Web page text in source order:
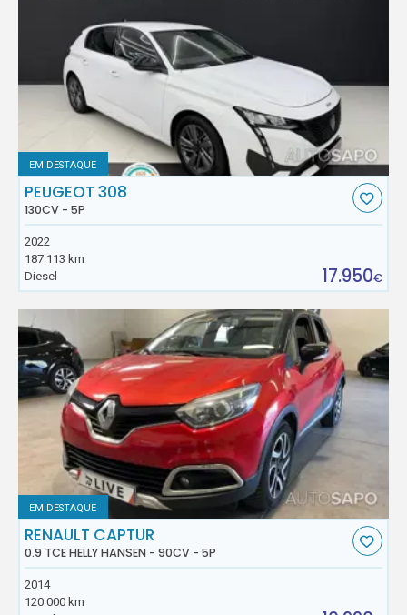
EM DESTAQUE
PEUGEOT 308
130CV - 5P
2022
187.113 km
Diesel
17.950€
EM DESTAQUE
RENAULT CAPTUR
0.9 TCE HELLY HANSEN - 90CV - 5P
2014
120.000 km